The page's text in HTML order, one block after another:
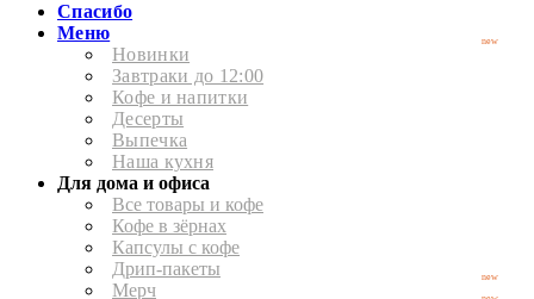
Спасибо
Меню
Новинки
new
Завтраки до 12:00
Кофе и напитки
Десерты
Выпечка
Наша кухня
Для дома и офиса
Все товары и кофе
Кофе в зёрнах
Капсулы с кофе
Дрип-пакеты
Мерч
new